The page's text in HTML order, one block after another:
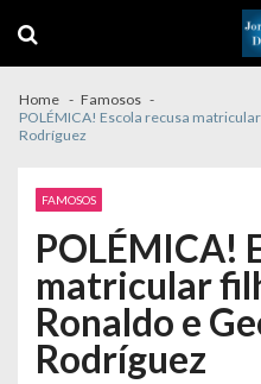
navigation
content
Home
Famosos
POLÉMICA! Escola recusa
Rodríguez
FAMOSOS
POLÉMICA!
matricular
Ronaldo e
Rodríguez